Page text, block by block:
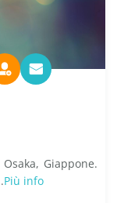
Giappone.
Più info